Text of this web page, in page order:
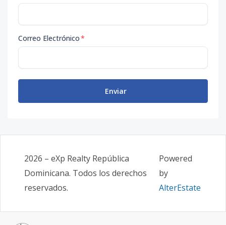
Correo Electrónico*
Enviar
2026 – eXp Realty República
Dominicana. Todos los derechos
reservados.
Powered
by
AlterEstate